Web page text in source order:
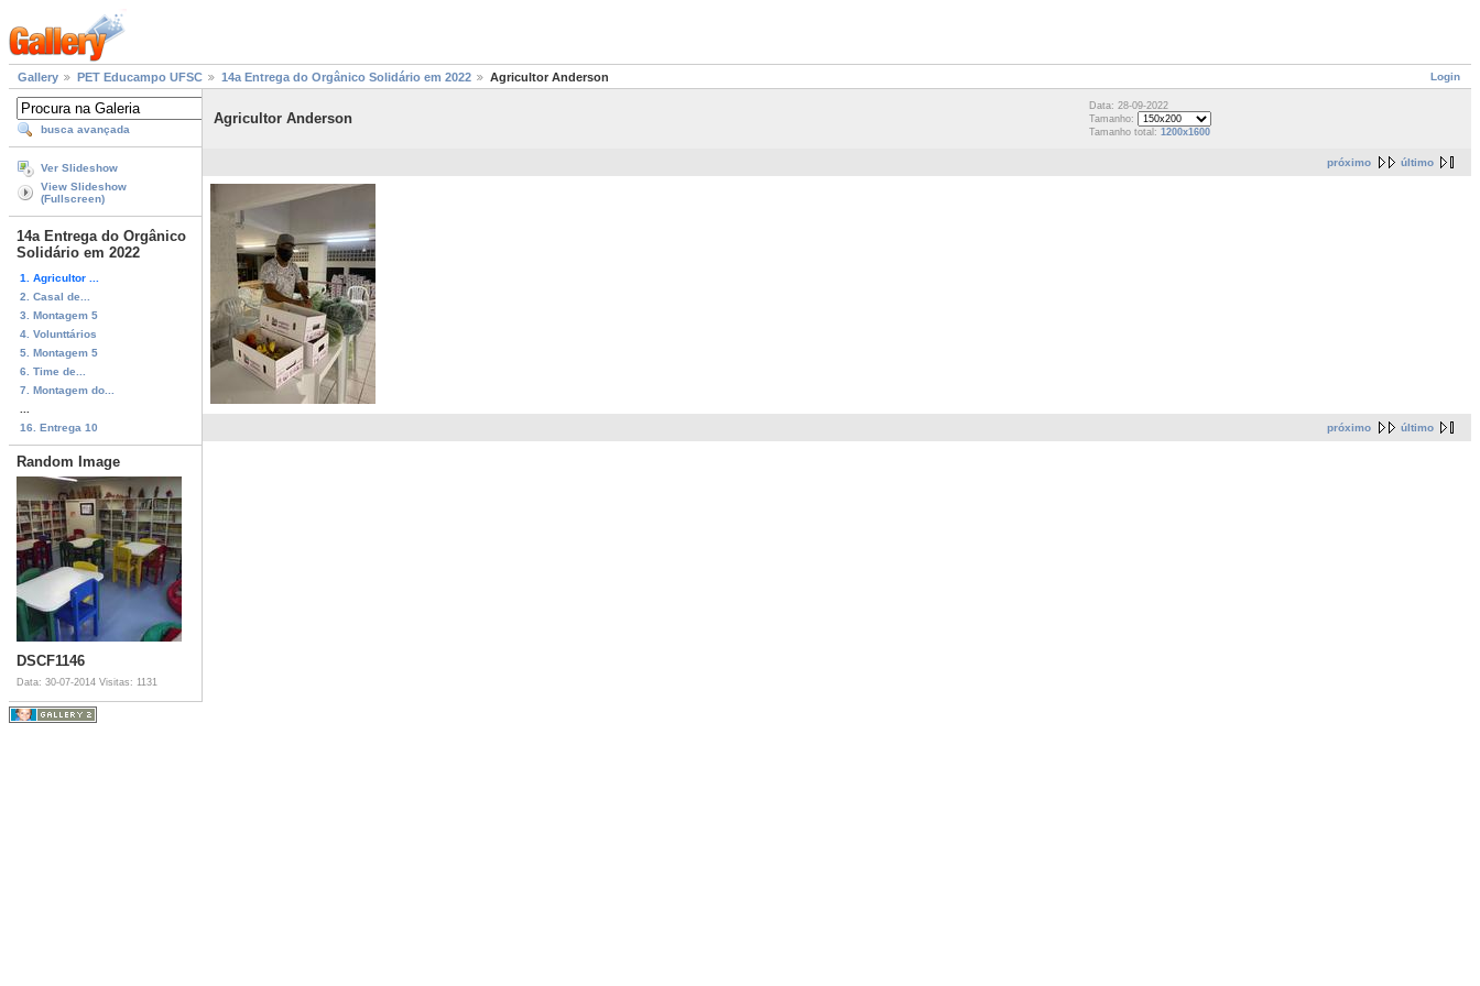
Login
Gallery PET Educampo UFSC 14a Entrega do Orgânico Solidário em 2022 Agricultor Anderson
busca avançada
Ver Slideshow
View Slideshow
(Fullscreen)
14a Entrega do Orgânico
Solidário em 2022
1. Agricultor ...
2. Casal de...
3. Montagem 5
4. Volunttários
5. Montagem 5
6. Time de...
7. Montagem do...
16. Entrega 10
Random Image
DSCF1146
Data: 30-07-2014 Visitas: 1131
Agricultor Anderson
Data: 28-09-2022
Tamanho:
Tamanho total: 1200x1600
próximo último
próximo último